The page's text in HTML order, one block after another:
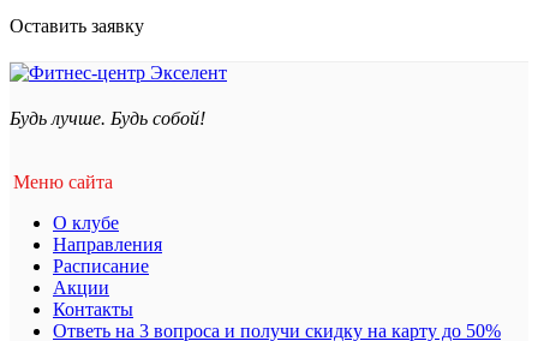
Оставить заявку
Будь лучше. Будь собой!
Меню сайта
О клубе
Направления
Расписание
Акции
Контакты
Ответь на 3 вопроса и получи скидку на карту до 50%